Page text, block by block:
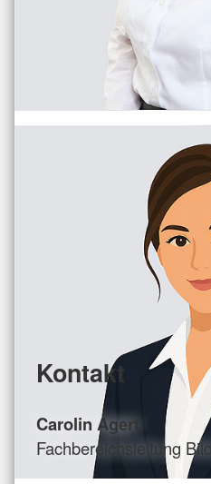
Kontakt
Carolin Agert
Fachbereichsleitung